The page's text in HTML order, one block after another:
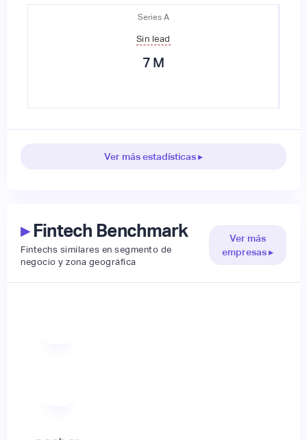
Series A
Sin lead
7 M
Ver más estadísticas ▸
▸Fintech Benchmark
Fintechs similares en segmento de
negocio y zona geográfica
Ver más
empresas ▸